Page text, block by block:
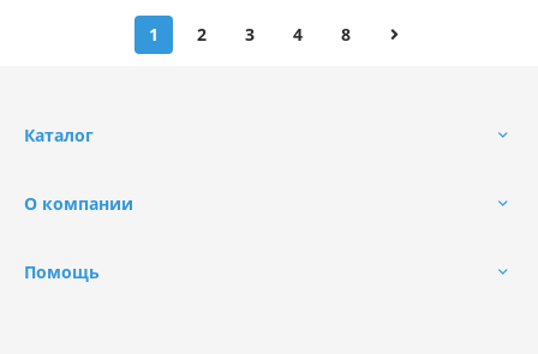
1 2 3 4 8
Каталог
О компании
Помощь